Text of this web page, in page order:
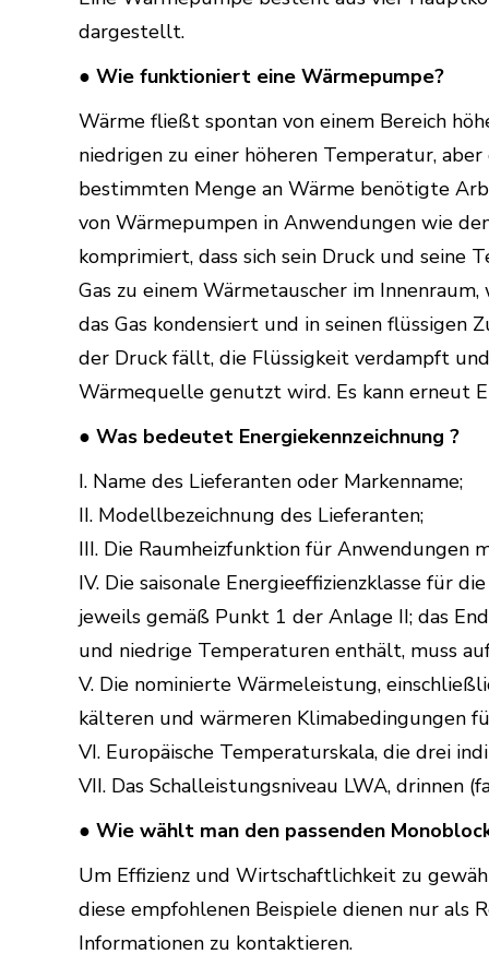
dargestellt.
● Wie funktioniert eine Wärmepumpe?
Wärme fließt spontan von einem Bereich
niedrigen zu einer höheren Temperatur,
bestimmten Menge an Wärme benötigte
von Wärmepumpen in Anwendungen wie
komprimiert, dass sich sein Druck und
Gas zu einem Wärmetauscher im
das Gas kondensiert und in seinen
der Druck fällt, die Flüssigkeit verdampft
Wärmequelle genutzt wird. Es kann erneut
● Was bedeutet Energiekennzeichnung ?
I. Name des Lieferanten oder Markenname;
II. Modellbezeichnung des Lieferanten;
III. Die Raumheizfunktion für
IV. Die saisonale Energieeffizienzklasse für
jeweils gemäß Punkt 1 der Anlage II; das
und niedrige Temperaturen enthält, muss
V. Die nominierte Wärmeleistung,
kälteren und wärmeren Klimabedingungen
VI. Europäische Temperaturskala, die drei
VII. Das Schalleistungsniveau LWA, drinnen
● Wie wählt man den passenden
Um Effizienz und Wirtschaftlichkeit zu
diese empfohlenen Beispiele dienen nur als
Informationen zu kontaktieren.